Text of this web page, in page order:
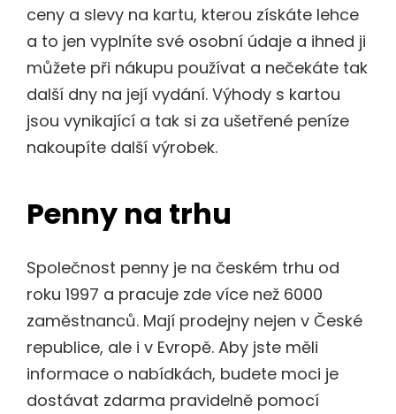
ceny a slevy na kartu, kterou získáte lehce
a to jen vyplníte své osobní údaje a ihned ji
můžete při nákupu používat a nečekáte tak
další dny na její vydání. Výhody s kartou
jsou vynikající a tak si za ušetřené peníze
nakoupíte další výrobek.
Penny na trhu
Společnost penny je na českém trhu od
roku 1997 a pracuje zde více než 6000
zaměstnanců. Mají prodejny nejen v České
republice, ale i v Evropě. Aby jste měli
informace o nabídkách, budete moci je
dostávat zdarma pravidelně pomocí